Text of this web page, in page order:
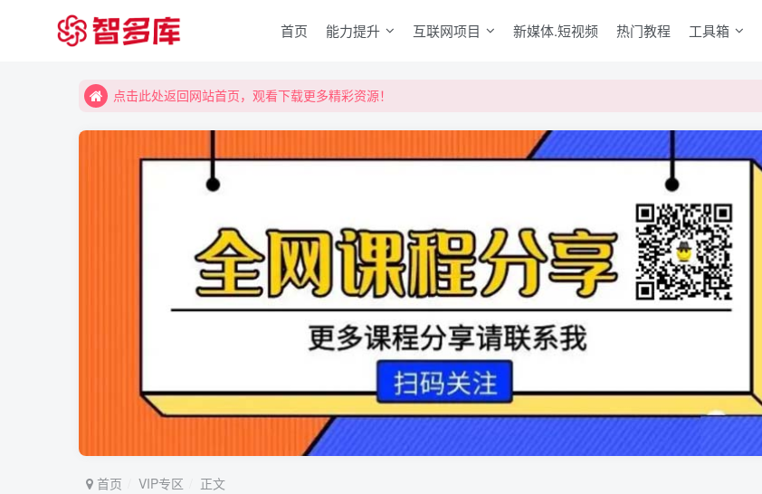
首页 能力提升 互联网项目 新媒体.短视频 热门教程 工具箱
点击此处返回网站首页，观看下载更多精彩资源！
点击此处返回网站首页，观看下载更多精彩资源！
首页 VIP专区 正文